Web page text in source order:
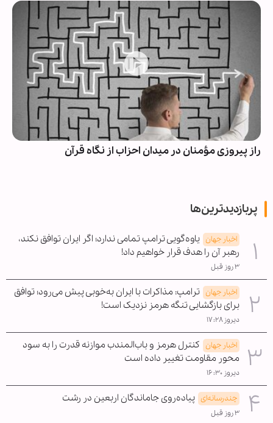
راز پیروزی مؤمنان در میدان احزاب از نگاه قرآن
پربازدیدترین‌ها
اخبار جهان یاوه‌گویی ترامپ تمامی ندارد؛ اگر ایران توافق نکند،
رهبر آن را هدف قرار خواهیم داد!
۳ روز قبل
اخبار جهان ترامپ: مذاکرات با ایران به‌خوبی پیش می‌رود؛ توافق
برای بازگشایی تنگه هرمز نزدیک است!
دیروز ۱۷:۲۸
اخبار جهان کنترل هرمز و باب‌المندب موازنه قدرت را به سود
محور مقاومت تغییر داده است
دیروز ۱۶:۳۰
چندرسانه‌ای پیاده‌روی جاماندگان اربعین در رشت
۳ روز قبل